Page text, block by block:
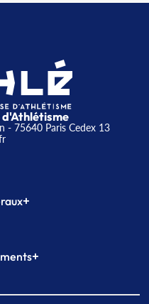
d'Athlétisme
- 75640 Paris Cedex 13
+
+
indoor